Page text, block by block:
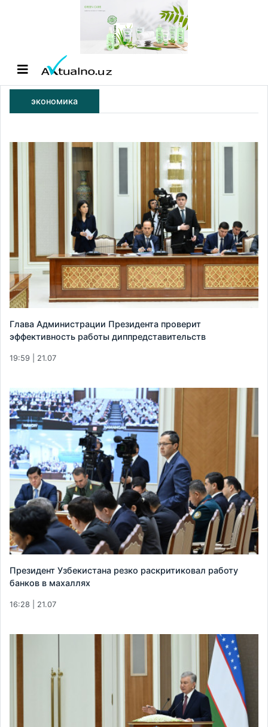
экономика
Глава Администрации Президента проверит
эффективность работы диппредставительств
19:59 | 21.07
Президент Узбекистана резко раскритиковал работу
банков в махаллях
16:28 | 21.07